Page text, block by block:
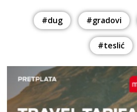
#dug #gradovi
#teslić